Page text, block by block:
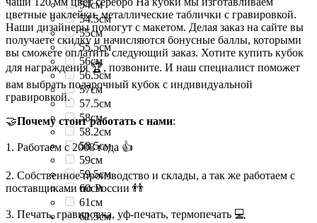
54см
54.5см
55см
55.5см
56см
56.5см
57см
57.5см
58см
58.2см
58.5см
59см
59.5см
60см
61см
61.5см
цветные наклейки, металлические таблички с гравировкой.
Наши дизайнеры помогут с макетом. Делая заказ на сайте вы
получаете скидку и начисляются бонусные баллы, которыми
вы сможете оплатить следующий заказ. Хотите купить кубок
для награждения 🏆, позвоните. И наш специалист поможет
вам выбрать подарочный кубок с индивидуальной
гравировкой.
🤝Почему стоит работать с нами:
1. Работаем с 2008 года 👍
2. Собственное производство и склады, а так же работаем с
поставщиками по России 👬
3. Печать, гравировка, уф-печать, термопечать 💻